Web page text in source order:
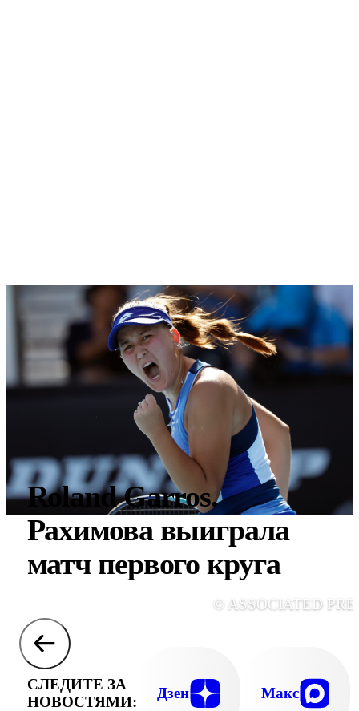
Roland Garros.
Рахимова выиграла
матч первого круга
© ASSOCIATED
СЛЕДИТЕ ЗА
НОВОСТЯМИ:
Дзен Макс